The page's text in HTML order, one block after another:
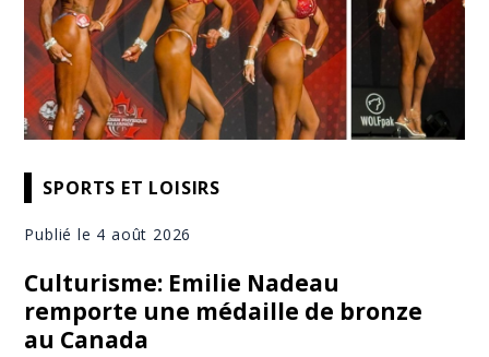
SPORTS ET LOISIRS
Publié le 4 août 2026
Culturisme: Emilie Nadeau
remporte une médaille de bronze
au Canada